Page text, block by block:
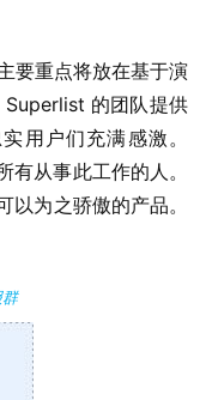
要重点将放在基于演
的团队提供
用户们充满感激。
从事此工作的人。
为之骄傲的产品。